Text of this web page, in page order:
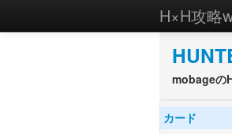
H×H攻略
mobageの
カード